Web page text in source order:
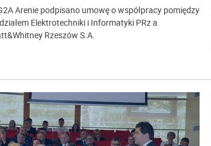
Arenie podpisano umowę o współpracy pomiędzy
Elektrotechniki i Informatyki PRz a
Rzeszów S.A.